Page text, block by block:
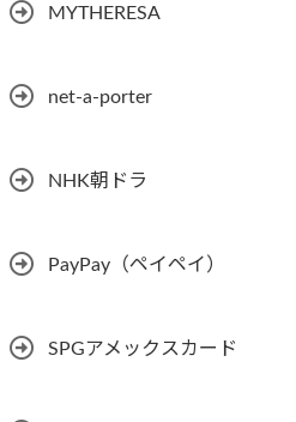
MYTHERESA
net-a-porter
NHK朝ドラ
PayPay（ペイペイ）
SPGアメックスカード